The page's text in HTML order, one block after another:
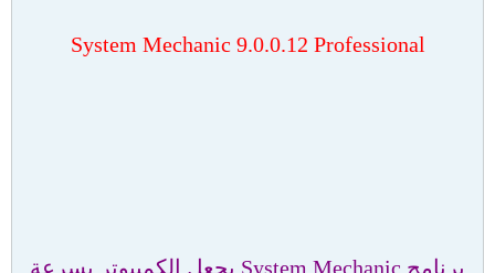
System Mechanic 9.0.0.12 Professional
برنامج System Mechanic يجعل الكمبيوتر بسرعة